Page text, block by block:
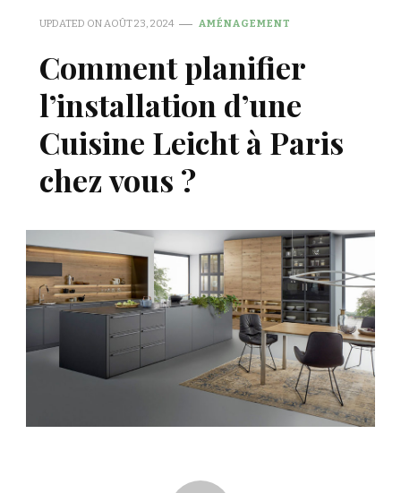
UPDATED ONAOÛT 23, 2024 AMÉNAGEMENT
Comment planifier
l’installation d’une
Cuisine Leicht à Paris
chez vous ?